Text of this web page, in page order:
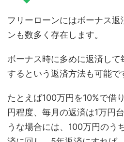
フリーローンにはボーナス
ンも数多く存在します。
ボーナス時に多めに返済して
するという返済方法も可能で
たとえば100万円を10%で借
円程度、毎月の返済は1万円
うな場合には、100万円のう